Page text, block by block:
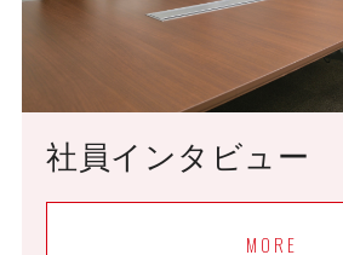
社員インタビュー
MORE